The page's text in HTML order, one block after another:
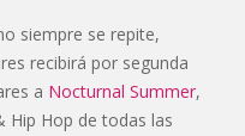
siempre se repite,
recibirá por segunda
a Nocturnal Summer,
Hip Hop de todas las